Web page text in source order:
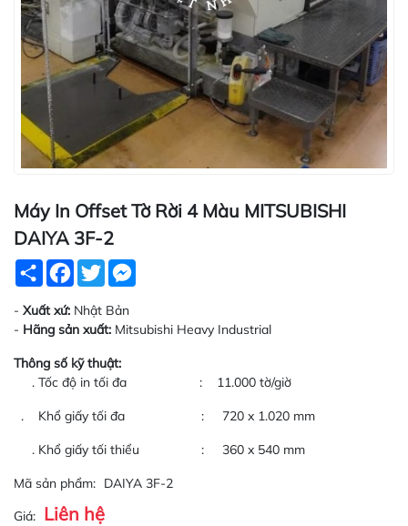
Máy In Offset Tờ Rời 4 Màu MITSUBISHI
DAIYA 3F-2
Share Facebook
Twitter
- Xuất xứ: Nhật Bản
- Hãng sản xuất: Mitsubishi Heavy Industrial
Thông số kỹ thuật:
. Tốc độ in tối đa : 11.000 tờ/giờ
. Khổ giấy tối đa : 720 x 1.020 mm
. Khổ giấy tối thiểu : 360 x 540 mm
Mã sản phẩm: DAIYA 3F-2
Giá: Liên hệ